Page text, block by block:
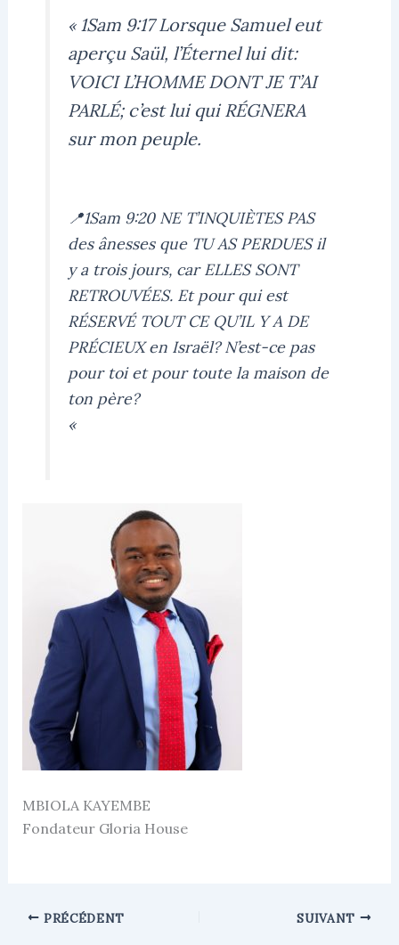
« 1Sam 9:17 Lorsque Samuel eut
aperçu Saül, l’Éternel lui dit:
VOICI L’HOMME DONT JE T’AI
PARLÉ; c’est lui qui RÉGNERA
sur mon peuple.
📍1Sam 9:20 NE T’INQUIÈTES PAS
des ânesses que TU AS PERDUES il
y a trois jours, car ELLES SONT
RETROUVÉES. Et pour qui est
RÉSERVÉ TOUT CE QU’IL Y A DE
PRÉCIEUX en Israël? N’est-ce pas
pour toi et pour toute la maison de
ton père?
«
MBIOLA KAYEMBE
Fondateur Gloria House
PRÉCÉDENT SUIVANT